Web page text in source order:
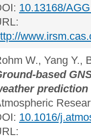
10.13168/
W., Yang Y.,
based
10.1016/